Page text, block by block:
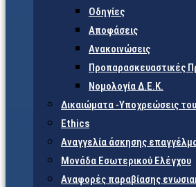
Οδηγίες
Αποφάσεις
Ανακοινώσεις
Προπαρασκευαστικές
Νομολογία Δ.Ε.Κ.
Δικαιώματα -Υποχρεώσεις
Ethics
Αναγγελία άσκησης
Μονάδα Εσωτερικού Ελέγχου
Αναφορές παραβίασης